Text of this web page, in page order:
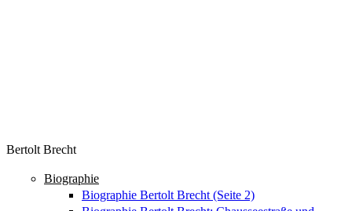
Bertolt Brecht
Biographie
Biographie Bertolt Brecht (Seite 2)